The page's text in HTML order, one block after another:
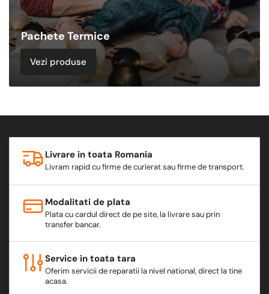
Pachete Termice
Vezi produse
Livrare in toata Romania
Livram rapid cu firme de curierat sau firme de transport.
Modalitati de plata
Plata cu cardul direct de pe site, la livrare sau prin
transfer bancar.
Service in toata tara
Oferim servicii de reparatii la nivel national, direct la tine
acasa.